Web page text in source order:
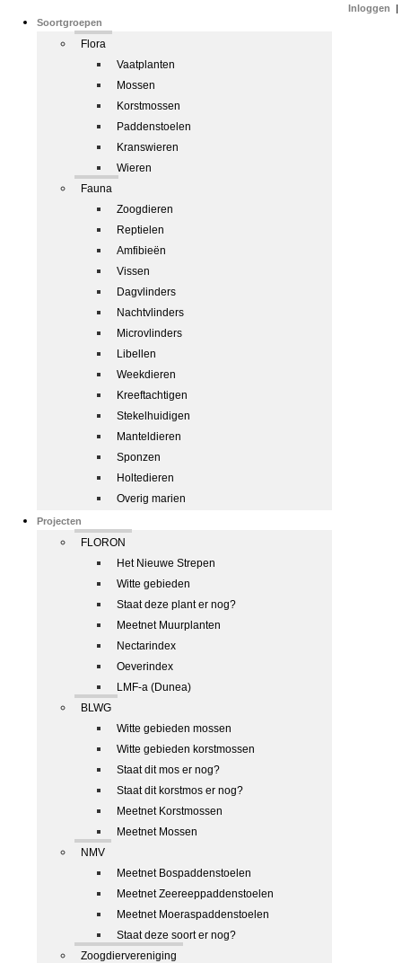
Soortgroepen
Flora
Vaatplanten
Mossen
Korstmossen
Paddenstoelen
Kranswieren
Wieren
Fauna
Zoogdieren
Reptielen
Amfibieën
Vissen
Dagvlinders
Nachtvlinders
Microvlinders
Libellen
Weekdieren
Kreeftachtigen
Stekelhuidigen
Manteldieren
Sponzen
Holtedieren
Overig marien
Projecten
FLORON
Het Nieuwe Strepen
Witte gebieden
Staat deze plant er nog?
Meetnet Muurplanten
Nectarindex
Oeverindex
LMF-a (Dunea)
BLWG
Witte gebieden mossen
Witte gebieden korstmossen
Staat dit mos er nog?
Staat dit korstmos er nog?
Meetnet Korstmossen
Meetnet Mossen
NMV
Meetnet Bospaddenstoelen
Meetnet Zeereeppaddenstoelen
Meetnet Moeraspaddenstoelen
Staat deze soort er nog?
Zoogdiervereniging
Inloggen |